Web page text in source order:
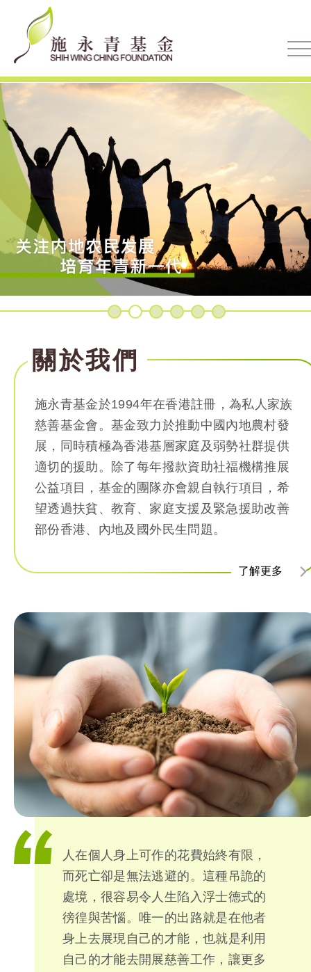
關於我們
施永青基金於1994年在香港註冊，為私人家族
慈善基金會。基金致力於推動中國內地農村發
展，同時積極為香港基層家庭及弱勢社群提供
適切的援助。
除了每年撥款資助社福機構推展
公益項目，基金的團隊亦會親自執行項目， 希
望透過扶貧、教育、家庭支援及緊急援助改善
部份香港、內地及國外民生問題。
了解更多
人在個人身上可作的花費始終有限，
而死亡卻是無法逃避的。這種吊詭的
處境，很容易令人生陷入浮士德式的
徬徨與苦惱。唯一的出路就是在他者
身上去展現自己的才能，也就是利用
自己的才能去開展慈善工作，讓更多